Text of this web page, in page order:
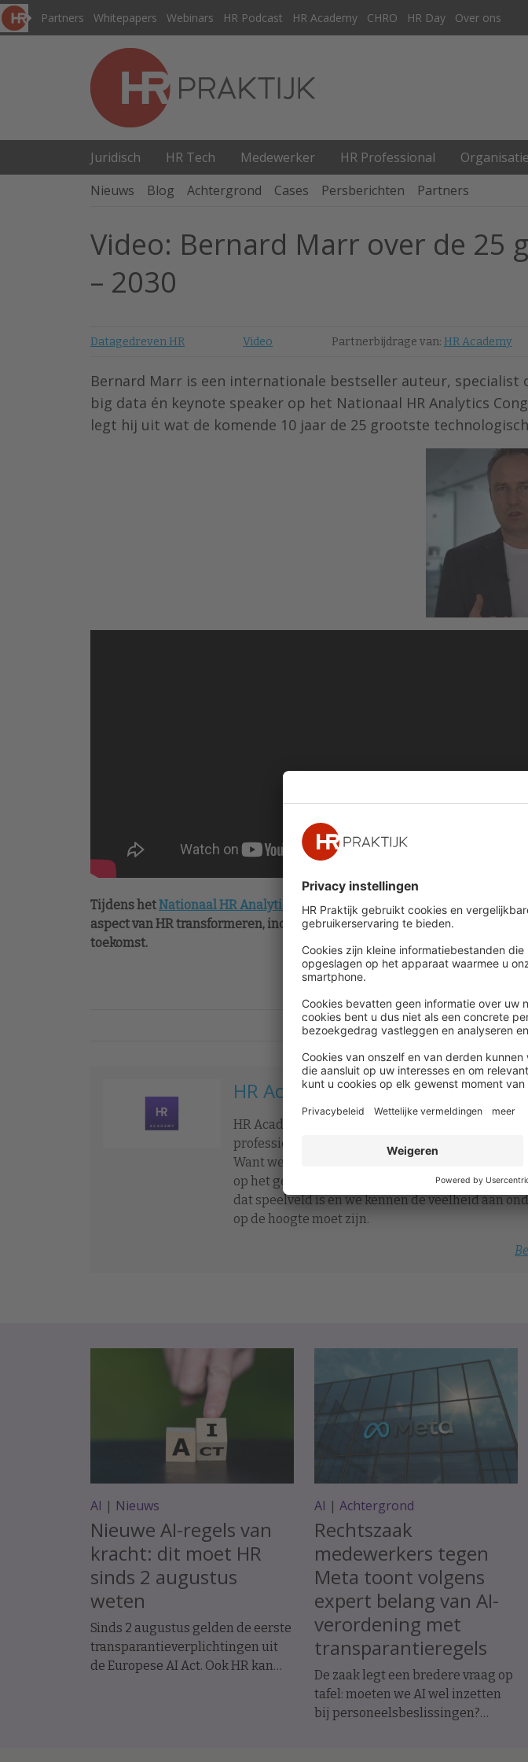
Partners Whitepapers Webinars HR Podcast HR Academy CHRO HR Day Over ons
Juridisch HR Tech Medewerker HR Professional Organisatie
Nieuws
Blog Achtergrond Cases Persberichten Partners
Video: Bernard Marr over de 25
– 2030
Datagedreven HR Video Partnerbijdrage van: HR Academy
Bernard Marr is een internationale bestseller auteur, specialist
big data én keynote speaker op het Nationaal HR Analytics
legt hij uit wat de komende 10 jaar de 25 grootste
Tijdens hetNationaal HR Analytics Congresvertelt Bernard Marr over hoe
aspect van HR transformeren, inclusief voorbeelden uit de praktijk en wat
toekomst.
HR Academy
HR Academy – Kennis op niveau! HR Academy is
professionals en functionarissen met
Want we hebben ons helemaal gespecialiseerd
op het gebied van human resources management.
dat speelveld is en we kennen de veelheid aan
op de hoogte moet zijn.
AI | Nieuws
Nieuwe AI-regels van
kracht: dit moet HR
sinds 2 augustus
weten
Sinds 2 augustus gelden de eerste
transparantieverplichtingen uit
de Europese AI Act. Ook HR kan
AI | Achtergrond
Rechtszaak
medewerkers tegen
Meta toont volgens
expert belang van AI-
verordening met
transparantieregels
De zaak legt een bredere vraag op
tafel: moeten we AI wel inzetten
bij personeelsbeslissingen?